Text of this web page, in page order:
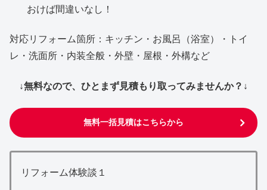
おけば間違いなし！
対応リフォーム箇所：キッチン・お風呂（浴室）・トイ
レ・洗面所・内装全般・外壁・屋根・外構など
↓無料なので、ひとまず見積もり取ってみませんか？↓
無料一括見積はこちらから
リフォーム体験談１